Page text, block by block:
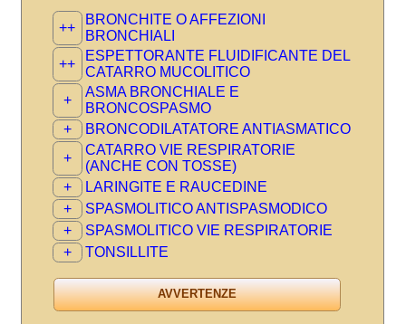
++
BRONCHITE O AFFEZIONI
BRONCHIALI
++
ESPETTORANTE FLUIDIFICANTE DEL
CATARRO MUCOLITICO
+
ASMA BRONCHIALE E
BRONCOSPASMO
+
BRONCODILATATORE ANTIASMATICO
+
CATARRO VIE RESPIRATORIE
(ANCHE CON TOSSE)
+
LARINGITE E RAUCEDINE
+
SPASMOLITICO ANTISPASMODICO
+
SPASMOLITICO VIE RESPIRATORIE
+
TONSILLITE